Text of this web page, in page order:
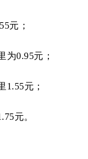
元；
为0.95元；
1.55元；
元。